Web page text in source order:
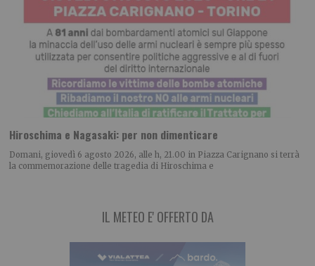
Hiroschima e Nagasaki: per non dimenticare
Domani, giovedì 6 agosto 2026, alle h, 21.00 in Piazza Carignano si terrà
la commemorazione delle tragedia di Hiroschima e
IL METEO E' OFFERTO DA